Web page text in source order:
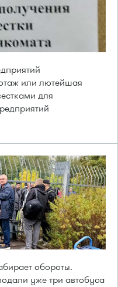
или лютейшая
для
обороты.
уже три автобуса